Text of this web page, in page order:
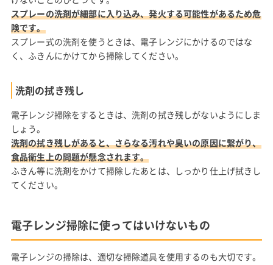
スプレーの洗剤が細部に入り込み、発火する可能性があるため危
険です。
スプレー式の洗剤を使うときは、電子レンジにかけるのではな
く、ふきんにかけてから掃除してください。
洗剤の拭き残し
電子レンジ掃除をするときは、洗剤の拭き残しがないようにしま
しょう。
洗剤の拭き残しがあると、さらなる汚れや臭いの原因に繋がり、
食品衛生上の問題が懸念されます。
ふきん等に洗剤をかけて掃除したあとは、しっかり仕上げ拭きし
てください。
電子レンジ掃除に使ってはいけないもの
電子レンジの掃除は、適切な掃除道具を使用するのも大切です。